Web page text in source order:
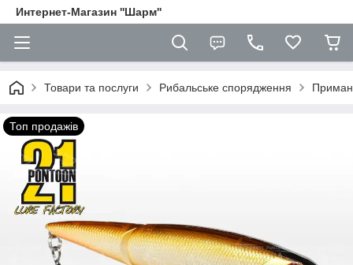
Интернет-Магазин ''Шарм''
Товари та послуги Рибальське спорядження
Топ продажів